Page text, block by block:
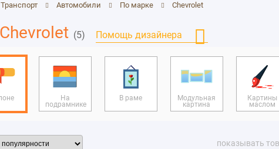
Транспорт Автомобили По марке Chevrolet
(5) Помощь дизайнера
На
подрамнике
В раме Модульная
картина
Картины
маслом
показывать